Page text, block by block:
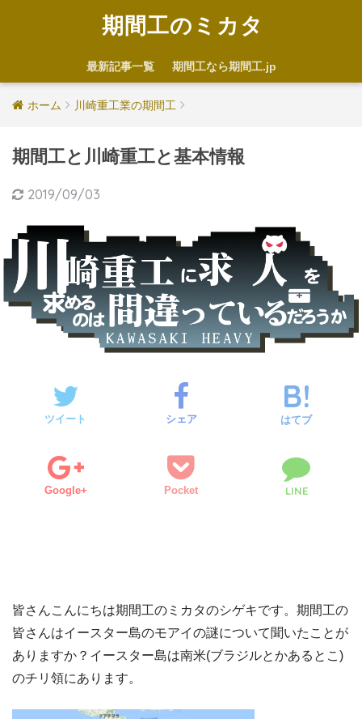
期間工のミカタ
最新記事一覧 期間工なら期間工.jp
ホーム 川崎重工業の期間工
期間工と川崎重工と基本情報
2019/09/03
ツイート シェア はてブ
Google+ Pocket LINE
皆さんこんにちは期間工のミカタのシゲキです。期間工の
皆さんはイースター島のモアイの謎について聞いたことが
ありますか？イースター島は南米(ブラジルとかあるとこ)
のチリ領にあります。